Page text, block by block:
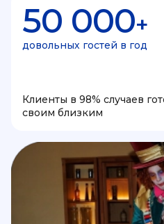
50 000+
довольных гостей в год
Клиенты в 98% случаев
своим близким